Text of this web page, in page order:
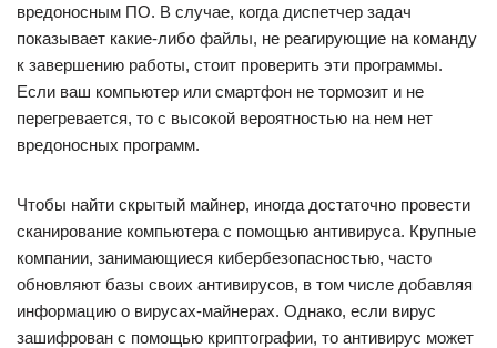
вредоносным ПО. В случае, когда диспетчер задач
показывает какие-либо файлы, не реагирующие на команду
к завершению работы, стоит проверить эти программы.
Если ваш компьютер или смартфон не тормозит и не
перегревается, то с высокой вероятностью на нем нет
вредоносных программ.
Чтобы найти скрытый майнер, иногда достаточно провести
сканирование компьютера с помощью антивируса. Крупные
компании, занимающиеся кибербезопасностью, часто
обновляют базы своих антивирусов, в том числе добавляя
информацию о вирусах-майнерах. Однако, если вирус
зашифрован с помощью криптографии, то антивирус может